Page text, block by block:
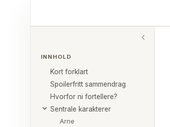
INNHOLD
Kort forklart
Spoilerfritt sammendrag
Hvorfor ni fortellere?
Sentrale karakterer
Arne